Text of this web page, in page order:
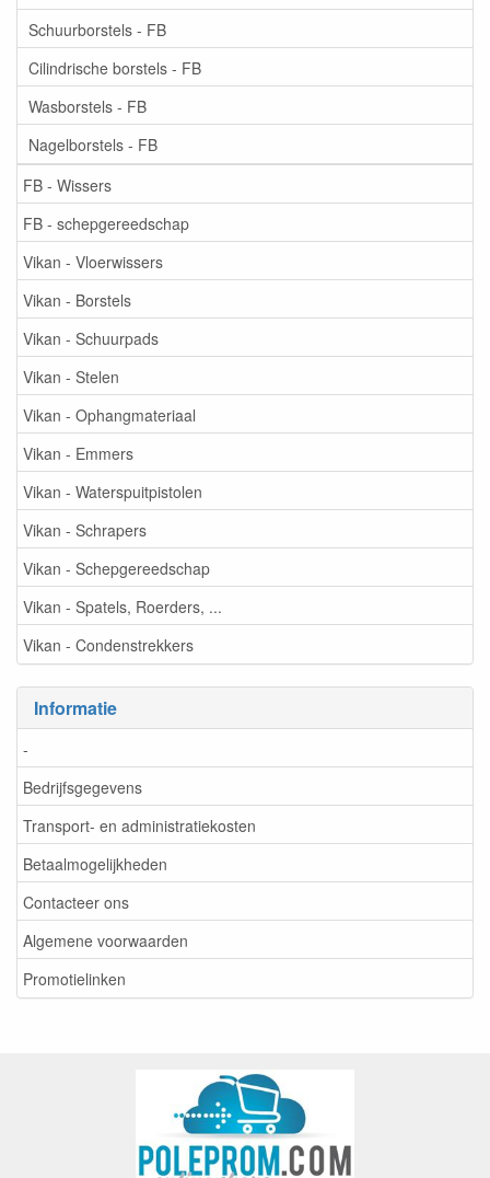
Schuurborstels - FB
Cilindrische borstels - FB
Wasborstels - FB
Nagelborstels - FB
FB - Wissers
FB - schepgereedschap
Vikan - Vloerwissers
Vikan - Borstels
Vikan - Schuurpads
Vikan - Stelen
Vikan - Ophangmateriaal
Vikan - Emmers
Vikan - Waterspuitpistolen
Vikan - Schrapers
Vikan - Schepgereedschap
Vikan - Spatels, Roerders, ...
Vikan - Condenstrekkers
Informatie
-
Bedrijfsgegevens
Transport- en administratiekosten
Betaalmogelijkheden
Contacteer ons
Algemene voorwaarden
Promotielinken